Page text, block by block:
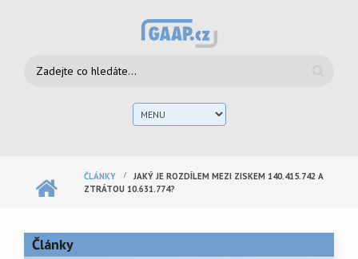
Vyhledávání
ČLÁNKY
JAKÝ JE ROZDÍLEM MEZI ZISKEM 140.415.742 A
ZTRÁTOU 10.631.774?
Články